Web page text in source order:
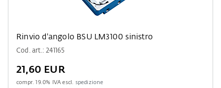
Rinvio d'angolo BSU LM3100 sinistro
Cod. art.: 241165
21,60 EUR
compr.19.0% IVA escl. spedizione